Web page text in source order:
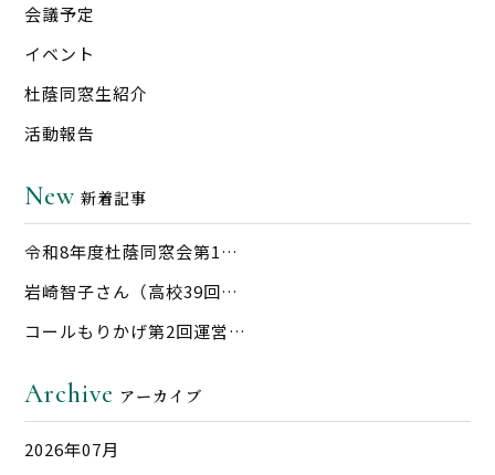
会議予定
イベント
杜蔭同窓生紹介
活動報告
New 新着記事
令和8年度杜蔭同窓会第1…
岩崎智子さん（高校39回…
コールもりかげ第2回運営…
Archive アーカイブ
2026年07月